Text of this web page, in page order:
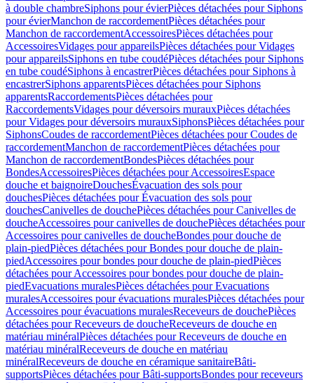
à double chambreSiphons pour évierPièces détachées pour Siphons
pour évierManchon de raccordementPièces détachées pour
Manchon de raccordementAccessoiresPièces détachées pour
AccessoiresVidages pour appareilsPièces détachées pour Vidages
pour appareilsSiphons en tube coudéPièces détachées pour Siphons
en tube coudéSiphons à encastrerPièces détachées pour Siphons à
encastrerSiphons apparentsPièces détachées pour Siphons
apparentsRaccordementsPièces détachées pour
RaccordementsVidages pour déversoirs murauxPièces détachées
pour Vidages pour déversoirs murauxSiphonsPièces détachées pour
SiphonsCoudes de raccordementPièces détachées pour Coudes de
raccordementManchon de raccordementPièces détachées pour
Manchon de raccordementBondesPièces détachées pour
BondesAccessoiresPièces détachées pour AccessoiresEspace
douche et baignoireDouchesÉvacuation des sols pour
douchesPièces détachées pour Évacuation des sols pour
douchesCanivelles de douchePièces détachées pour Canivelles de
doucheAccessoires pour canivelles de douchePièces détachées pour
Accessoires pour canivelles de doucheBondes pour douche de
plain-piedPièces détachées pour Bondes pour douche de plain-
piedAccessoires pour bondes pour douche de plain-piedPièces
détachées pour Accessoires pour bondes pour douche de plain-
piedEvacuations muralesPièces détachées pour Evacuations
muralesAccessoires pour évacuations muralesPièces détachées pour
Accessoires pour évacuations muralesReceveurs de douchePièces
détachées pour Receveurs de doucheReceveurs de douche en
matériau minéralPièces détachées pour Receveurs de douche en
matériau minéralReceveurs de douche en matériau
minéralReceveurs de douche en céramique sanitaireBâti-
supportsPièces détachées pour Bâti-supportsBondes pour receveurs